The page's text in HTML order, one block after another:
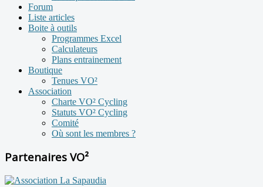
Forum
Liste articles
Boite à outils
Programmes Excel
Calculateurs
Plans entrainement
Boutique
Tenues VO²
Association
Charte VO² Cycling
Statuts VO² Cycling
Comité
Où sont les membres ?
Partenaires VO²